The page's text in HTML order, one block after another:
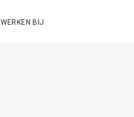
WERKEN BIJ